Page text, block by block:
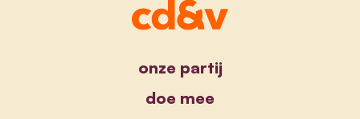
onze partij
doe mee